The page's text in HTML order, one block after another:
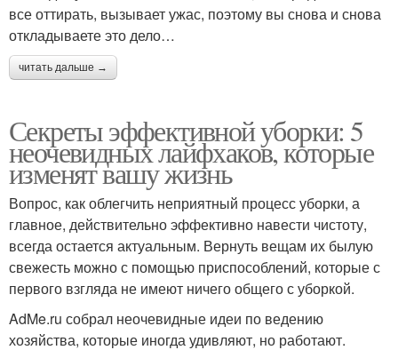
все оттирать, вызывает ужас, поэтому вы снова и снова
откладываете это дело…
читать дальше →
Секреты эффективной уборки: 5
неочевидных лайфхаков, которые
изменят вашу жизнь
Вопрос, как облегчить неприятный процесс уборки, а
главное, действительно эффективно навести чистоту,
всегда остается актуальным. Вернуть вещам их былую
свежесть можно с помощью приспособлений, которые с
первого взгляда не имеют ничего общего с уборкой.
AdMe.ru собрал неочевидные идеи по ведению
хозяйства, которые иногда удивляют, но работают.